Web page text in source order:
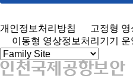
개인정보처리방침
고정형 영
이동형 영상정보처리기기 운